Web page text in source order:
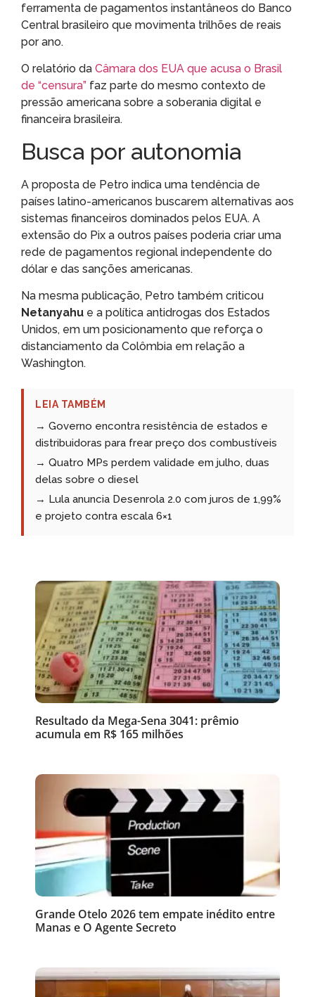
ferramenta de pagamentos instantâneos do Banco
Central brasileiro que movimenta trilhões de reais
por ano.
O relatório da Câmara dos EUA que acusa o Brasil
de “censura” faz parte do mesmo contexto de
pressão americana sobre a soberania digital e
financeira brasileira.
Busca por autonomia
A proposta de Petro indica uma tendência de
países latino-americanos buscarem alternativas aos
sistemas financeiros dominados pelos EUA. A
extensão do Pix a outros países poderia criar uma
rede de pagamentos regional independente do
dólar e das sanções americanas.
Na mesma publicação, Petro também criticou
Netanyahu e a política antidrogas dos Estados
Unidos, em um posicionamento que reforça o
distanciamento da Colômbia em relação a
Washington.
LEIA TAMBÉM
→ Governo encontra resistência de estados e
distribuidoras para frear preço dos combustíveis
→ Quatro MPs perdem validade em julho, duas
delas sobre o diesel
→ Lula anuncia Desenrola 2.0 com juros de 1,99%
e projeto contra escala 6×1
Resultado da Mega-Sena 3041: prêmio
acumula em R$ 165 milhões
Grande Otelo 2026 tem empate inédito entre
Manas e O Agente Secreto